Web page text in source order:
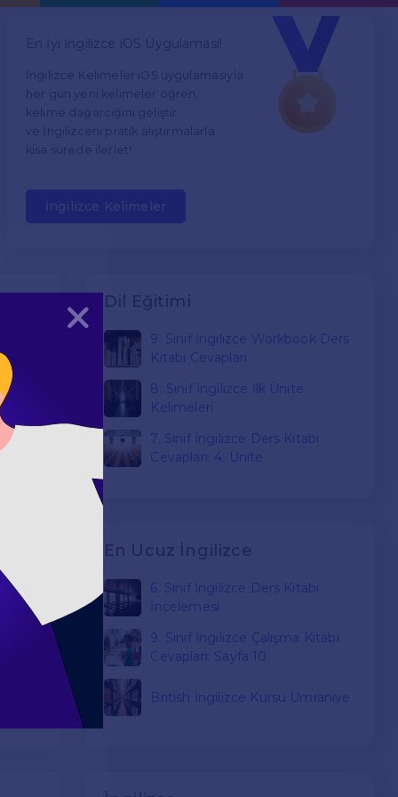
En İyi İngilizce iOS Uygulaması!
İngilizce Kelimeler iOS uygulamasıyla
her gün yeni kelimeler öğren,
kelime dağarcığını geliştir
ve İngilizceni pratik alıştırmalarla
kısa sürede ilerlet!
İngilizce Kelimeler
Dil Eğitimi
9. Sınıf İngilizce Workbook Ders
Kitabı Cevapları
8. Sınıf İngilizce İlk Ünite
Kelimeleri
7. Sınıf İngilizce Ders Kitabı
Cevapları: 4. Ünite
En Ucuz İngilizce
6. Sınıf İngilizce Ders Kitabı
İncelemesi
9. Sınıf İngilizce Çalışma Kitabı
Cevapları: Sayfa 10
British İngilizce Kursu Ümraniye
Kapat